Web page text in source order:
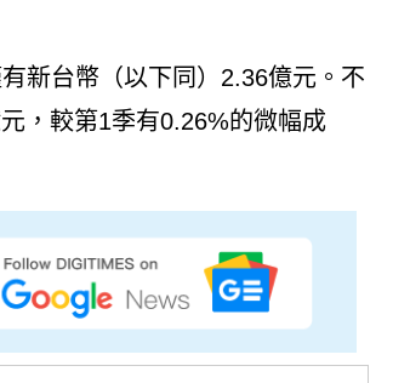
新台幣（以下同）2.36億元。不
，較第1季有0.26%的微幅成